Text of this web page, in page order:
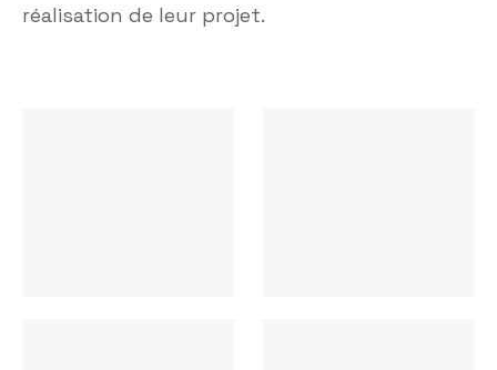
réalisation de leur projet.